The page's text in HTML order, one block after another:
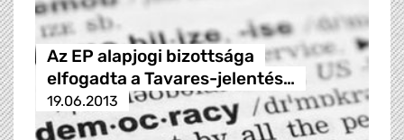
Az EP alapjogi bizottsága
elfogadta a Tavares-jelentés…
19.06.2013